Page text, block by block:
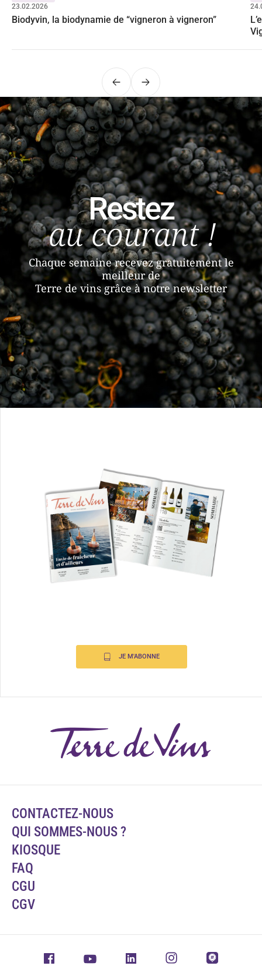
23.02.2026
Biodyvin, la biodynamie de “vigneron à vigneron”
PrécédentSuivant
Restez
au courant !
Chaque semaine recevez gratuitement le
meilleur de
Terre de vins grâce à notre newsletter
JE M'ABONNE
CONTACTEZ-NOUS
QUI SOMMES-NOUS ?
KIOSQUE
FAQ
CGU
CGV